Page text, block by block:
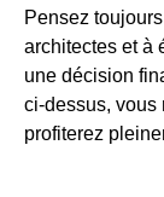
Pensez
architectes et à
une décision
ci-dessus, vous
profiterez